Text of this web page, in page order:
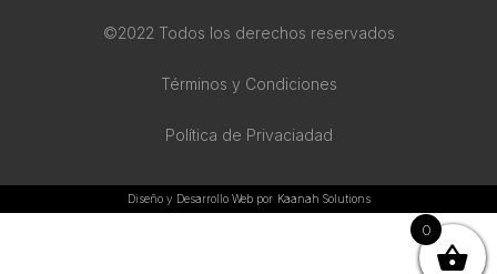
©2022 Todos los derechos reservados
Términos y Condiciones
Política de Privaciadad
Diseño y Desarrollo Web por Kaanah Solutions
0